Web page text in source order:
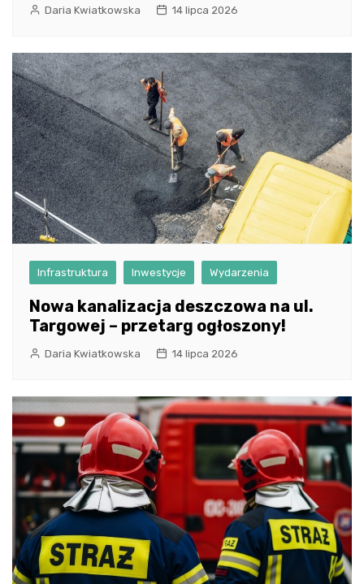
Daria Kwiatkowska 14 lipca 2026
Infrastruktura Inwestycje Wydarzenia
Nowa kanalizacja deszczowa na ul.
Targowej – przetarg ogłoszony!
Daria Kwiatkowska 14 lipca 2026